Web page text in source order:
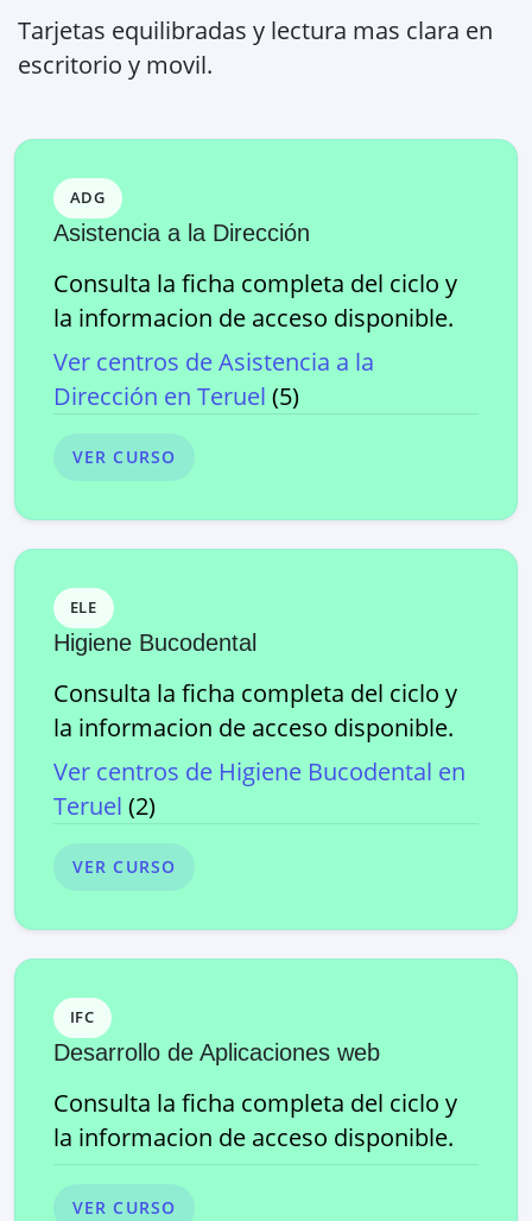
Tarjetas equilibradas y lectura mas clara en
escritorio y movil.
ADG
Asistencia a la Dirección
Consulta la ficha completa del ciclo y
la informacion de acceso disponible.
Ver centros deAsistencia a la
Dirección en Teruel (5)
VER CURSO
ELE
Higiene Bucodental
Consulta la ficha completa del ciclo y
la informacion de acceso disponible.
Ver centros de Higiene Bucodental en
Teruel (2)
VER CURSO
IFC
Desarrollo de Aplicaciones web
Consulta la ficha completa del ciclo y
la informacion de acceso disponible.
VER CURSO